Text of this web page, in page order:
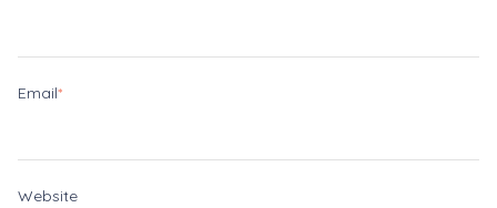
Email*
Website